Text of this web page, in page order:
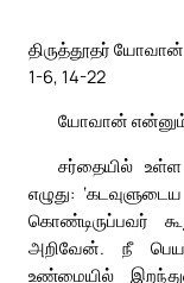
திருத்தூதர் யோவான்
1-6, 14-22
யோவான் என்னும்
சர்தையில் உள்ள
எழுது:
கொண்டிருப்பவர்
அறிவேன். நீ
உண்மையில்